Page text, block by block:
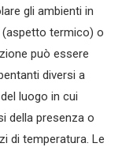
gli ambienti in
termico) o
può essere
diversi a
luogo in cui
della presenza o
di temperatura. Le